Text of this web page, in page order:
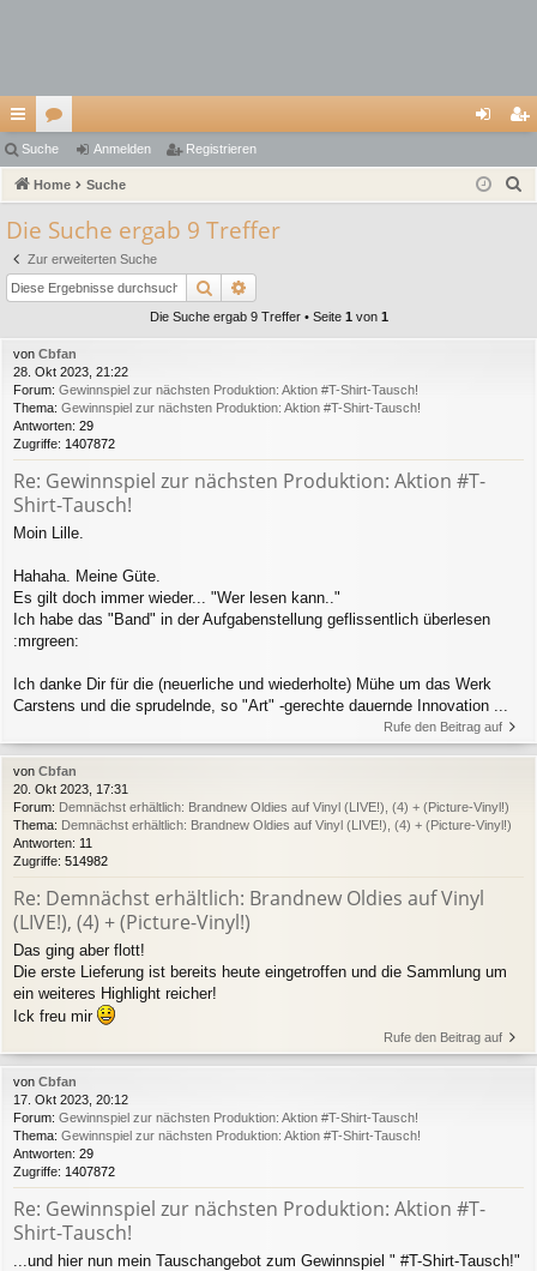
ch
ne
llz
ug
riff
or
en m ist
Suche Anmelden Registrieren
Home Suche
Die Suche ergab 9 Treffer
Zur erweiterten Suche
Suche
Die Suche ergab 9 Treffer • Seite 1 von 1
von Cbfan
28. Okt 2023, 21:22
Forum: Gewinnspiel zur nächsten Produktion: Aktion #T-Shirt-Tausch!
Thema: Gewinnspiel zur nächsten Produktion: Aktion #T-Shirt-Tausch!
Antworten: 29
Zugriffe: 1407872
Re: Gewinnspiel zur nächsten Produktion: Aktion #T-
Shirt-Tausch!
Moin Lille.
Hahaha. Meine Güte.
Es gilt doch immer wieder... "Wer lesen kann.."
Ich habe das "Band" in der Aufgabenstellung geflissentlich überlesen
:mrgreen:
Ich danke Dir für die (neuerliche und wiederholte) Mühe um das Werk
Carstens und die sprudelnde, so "Art" -gerechte dauernde Innovation ...
Rufe den Beitrag auf
von Cbfan
20. Okt 2023, 17:31
Forum: Demnächst erhältlich: Brandnew Oldies auf Vinyl (LIVE!), (4) + (Picture-Vinyl!)
Thema: Demnächst erhältlich: Brandnew Oldies auf Vinyl (LIVE!), (4) + (Picture-Vinyl!)
Antworten: 11
Zugriffe: 514982
Re: Demnächst erhältlich: Brandnew Oldies auf Vinyl
(LIVE!), (4) + (Picture-Vinyl!)
Das ging aber flott!
Die erste Lieferung ist bereits heute eingetroffen und die Sammlung um
ein weiteres Highlight reicher!
Ick freu mir
Rufe den Beitrag auf
von Cbfan
17. Okt 2023, 20:12
Forum: Gewinnspiel zur nächsten Produktion: Aktion #T-Shirt-Tausch!
Thema: Gewinnspiel zur nächsten Produktion: Aktion #T-Shirt-Tausch!
Antworten: 29
Zugriffe: 1407872
Re: Gewinnspiel zur nächsten Produktion: Aktion #T-
Shirt-Tausch!
...und hier nun mein Tauschangebot zum Gewinnspiel " #T-Shirt-Tausch!"